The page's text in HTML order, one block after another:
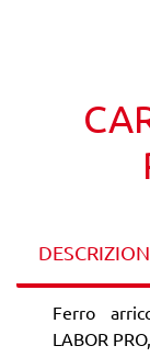
Ferro
LABOR